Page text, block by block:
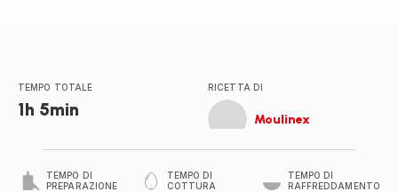
TEMPO TOTALE
1h 5min
RICETTA DI
Moulinex
TEMPO DI
PREPARAZIONE
TEMPO DI
COTTURA
TEMPO DI
RAFFREDDAMENTO